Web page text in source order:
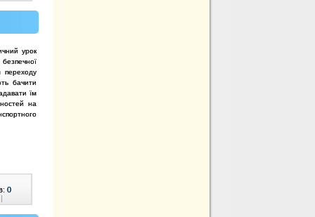
урок
переходу
бачити
їм
на
0
|